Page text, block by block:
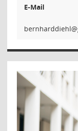
E-Mail
lheiddr